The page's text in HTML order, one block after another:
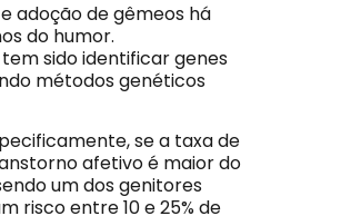
adoção de gêmeos há
do humor.
sido identificar genes
métodos genéticos
se a taxa de
afetivo é maior do
um dos genitores
risco entre 10 e 25% de